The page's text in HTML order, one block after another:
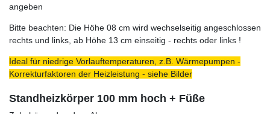
angeben
Bitte beachten: Die Höhe 08 cm wird wechselseitig angeschlossen
rechts und links, ab Höhe 13 cm einseitig - rechts oder links !
Ideal für niedrige Vorlauftemperaturen, z.B. Wärmepumpen -
Korrekturfaktoren der Heizleistung - siehe Bilder
Standheizkörper 100 mm hoch + Füße